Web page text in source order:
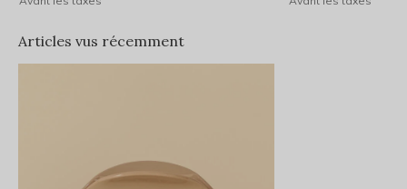
Articles vus récemment